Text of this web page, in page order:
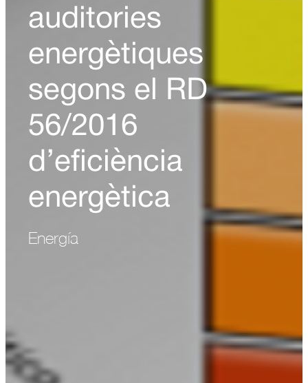
auditories
energètiques
segons el RD
56/2016
d’eficiència
energètica
Energía